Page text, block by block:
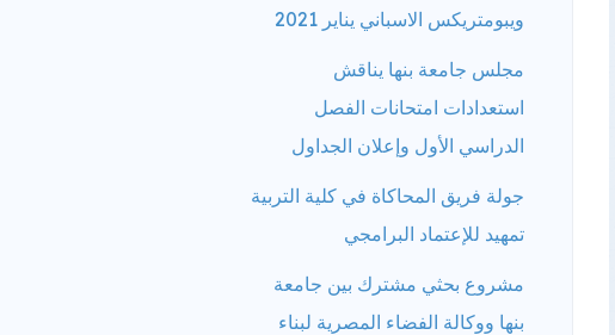
ويبومتريكس الاسباني يناير 2021
مجلس جامعة بنها يناقش
استعدادات امتحانات الفصل
الدراسي الأول وإعلان الجداول
جولة فريق المحاكاة في كلية التربية
تمهيد للإعتماد البرامجي
مشروع بحثي مشترك بين جامعة
بنها ووكالة الفضاء المصرية لبناء